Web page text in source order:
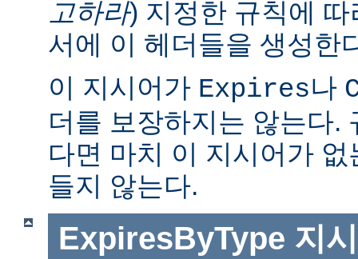
고하라) 지정한 규칙에
서에 이 헤더들을 생성한
이 지시어가 Expires나
더를 보장하지는 않는다.
다면 마치 이 지시어가
들지 않는다.
ExpiresByType 지